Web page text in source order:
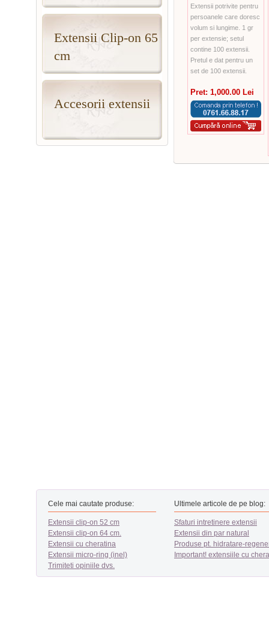
Extensii Clip-on 65
cm
Accesorii extensii
Extensii potrivite pentru
persoanele care doresc
volum si lungime. 1 gr
per extensie; setul
contine 100 extensii.
Pretul e dat pentru un
set de 100 extensii.
Pret: 1,000.00 Lei
Cele mai cautate produse:
Extensii clip-on 52 cm
Extensii clip-on 64 cm.
Extensii cu cheratina
Extensii micro-ring (inel)
Trimiteti opiniile dvs.
Ultimele articole de pe blog:
Sfaturi intretinere extensii
Extensii din par natural
Produse pt. hidratare-
Important! extensiile cu